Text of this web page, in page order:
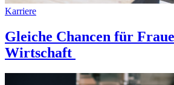
Karriere
Gleiche Chancen für
Wirtschaft